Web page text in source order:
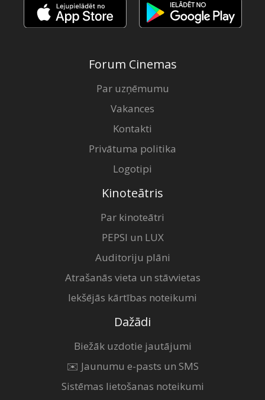
Forum Cinemas
Par uzņēmumu
Vakances
Kontakti
Privātuma politika
Logotipi
Kinoteātris
Par kinoteātri
PEPSI un LUX
Auditoriju plāni
Atrašanās vieta un stāvvietas
Iekšējās kārtības noteikumi
Dažādi
Biežāk uzdotie jautājumi
✉️ Jaunumu e-pasts un SMS
Sistēmas lietošanas noteikumi